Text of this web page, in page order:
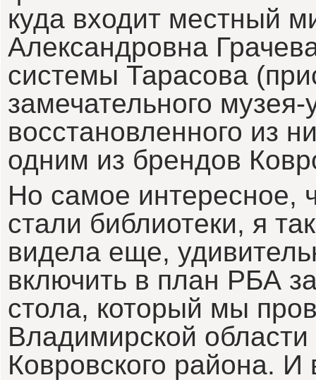
куда входит местный
Александровна
системы Тарасова
замечательного
восстановленного из
одним из брендов
Но самое интересное,
стали библиотеки, я
видела еще,
включить в план РБА
стола, который мы
Владимирской области
Ковровского района.